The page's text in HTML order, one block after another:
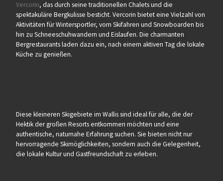
Vercorin, das durch seine traditionellen Chalets und die
spektakuläre Bergkulisse besticht. Vercorin bietet eine Vielzahl von
Aktivitäten für Wintersportler, vom Skifahren und Snowboarden bis
hin zu Schneeschuhwandern und Eislaufen. Die charmanten
Bergrestaurants laden dazu ein, nach einem aktiven Tag die lokale
Küche zu genießen.
Diese kleineren Skigebiete im Wallis sind ideal für alle, die der
Hektik der großen Resorts entkommen möchten und eine
authentische, naturnahe Erfahrung suchen. Sie bieten nicht nur
hervorragende Skimöglichkeiten, sondern auch die Gelegenheit,
die lokale Kultur und Gastfreundschaft zu erleben.